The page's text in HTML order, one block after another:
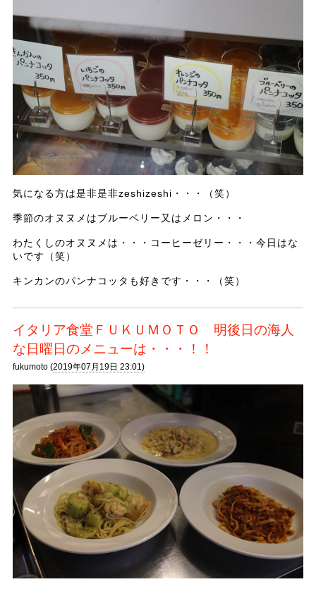
気になる方は是非是非zeshizeshi・・・（笑）
季節のオヌヌメはブルーベリー又はメロン・・・
わたくしのオヌヌメは・・・コーヒーゼリー・・・今日はな
いです（笑）
キンカンのパンナコッタも好きです・・・（笑）
イタリア食堂ＦＵＫＵＭＯＴＯ 明後日の海人
な日曜日のメニューは・・・！！
fukumoto (2019年07月19日 23:01)